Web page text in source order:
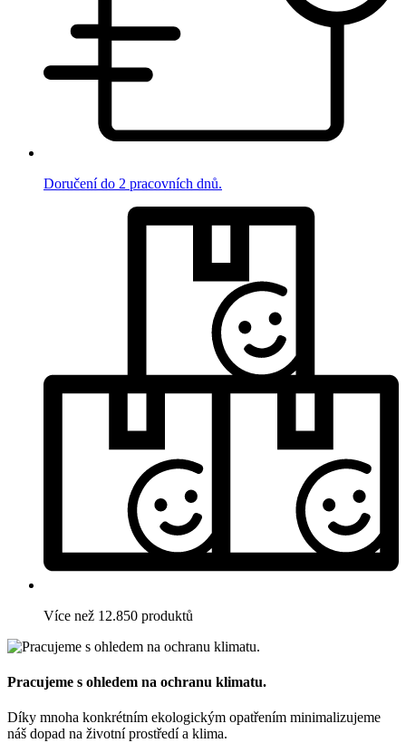
Doručení do 2 pracovních dnů.
Více než 12.850 produktů
Pracujeme s ohledem na ochranu klimatu.
Díky mnoha konkrétním ekologickým opatřením minimalizujeme
náš dopad na životní prostředí a klima.